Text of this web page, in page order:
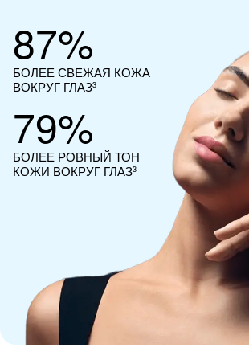
87%
БОЛЕЕ СВЕЖАЯ КОЖА
ВОКРУГ ГЛАЗ3
79%
БОЛЕЕ РОВНЫЙ ТОН
КОЖИ ВОКРУГ ГЛАЗ3